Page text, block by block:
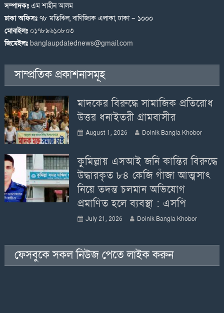
সম্পাদকঃ এম শাহীন আলম
ঢাকা অফিসঃ ৭৮ মতিঝিল, বাণিজ্যিক এলাকা, ঢাকা – ১০০০
মোবাইলঃ ০১৭৮৯৬১০৮০৩
জিমেইলঃ banglaupdatednews@gmail.com
সাম্প্রতিক প্রকাশনাসমূহ
মাদকের বিরুদ্ধে সামাজিক প্রতিরোধ
উত্তর ধনাইতরী গ্রামবাসীর
August 1, 2026 Doinik Bangla Khobor
কুমিল্লায় এসআই জনি কান্তির বিরুদ্ধে
উদ্ধারকৃত ৮৪ কেজি গাঁজা আত্মসাৎ
নিয়ে তদন্ত চলমান অভিযোগ
প্রমাণিত হলে ব্যবস্থা : এসপি
July 21, 2026 Doinik Bangla Khobor
ফেসবুকে সকল নিউজ পেতে লাইক করুন